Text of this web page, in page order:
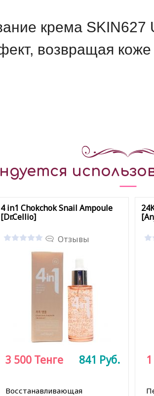
крема
возвращая коже
4 in1 Chokchok Snail Ampoule
[Dr.Cellio]
Отзывы
Восстанавливающая
3 500 Тенге 841 Руб.